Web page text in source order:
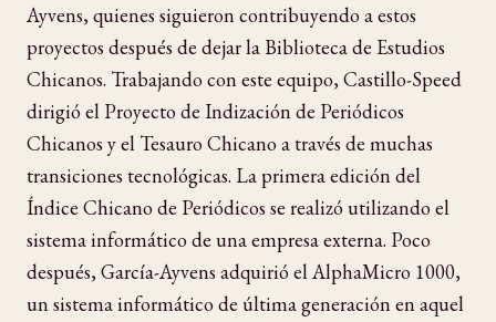
Ayvens, quienes siguieron contribuyendo a estos
proyectos después de dejar la Biblioteca de Estudios
Chicanos. Trabajando con este equipo, Castillo-Speed
dirigió el Proyecto de Indización de Periódicos
Chicanos y el Tesauro Chicano a través de muchas
transiciones tecnológicas. La primera edición del
Índice Chicano de Periódicos se realizó utilizando el
sistema informático de una empresa externa. Poco
después, García-Ayvens adquirió el AlphaMicro 1000,
un sistema informático de última generación en aquel